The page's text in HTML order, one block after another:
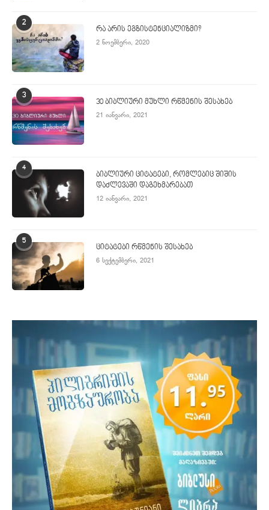
2
რა არის ეგზისტენციალიზმი?
2 ნოემბერი, 2020
3
30 ბიბლიური მუხლი რწმენის შესახებ
21 იანვარი, 2021
4
ბიბლიური ციტატები, რომლებიც შიშის
დაძლევაში დაგეხმარებათ
12 იანვარი, 2021
5
ციტატები რწმენის შესახებ
6 სექტემბერი, 2021